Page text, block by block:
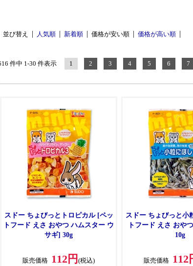
並び替え 人気順 新着順 価格が安い順 価格が高い順
件中 1-30 件表示 1 2 3 4 5 6 7
スドー ちょびっとトロピカル [ペッ
トフード えさ おやつ ハムスター ウ
サギ] 30g
販売価格 112円 (税込)
スドー ちょびっと小
トフード えさ おや
10g
販売価格 112